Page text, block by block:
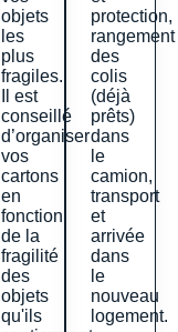
objets
les
plus
fragiles.
Il est
conseillé
d’organiser
vos
cartons
en
fonction
de la
fragilité
des
objets
qu'ils
protection,
rangement
des
colis
(déjà
prêts)
dans
le
camion,
transport
et
arrivée
dans
le
nouveau
logement.